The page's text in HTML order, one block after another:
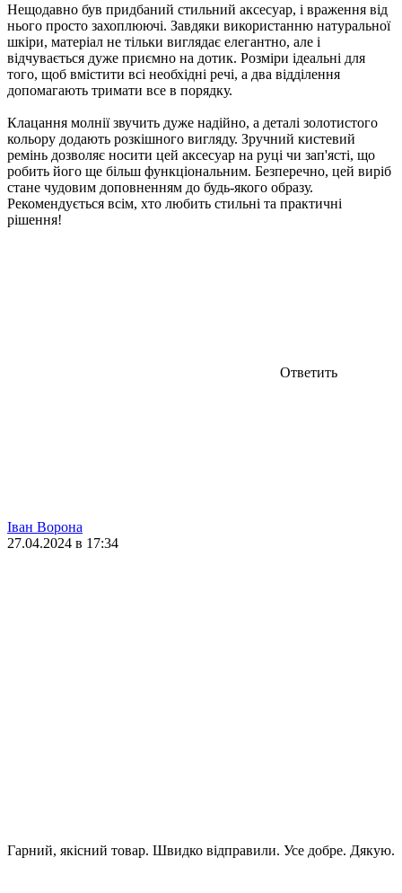
Нещодавно був придбаний стильний аксесуар, і враження від
нього просто захоплюючі. Завдяки використанню натуральної
шкіри, матеріал не тільки виглядає елегантно, але і
відчувається дуже приємно на дотик. Розміри ідеальні для
того, щоб вмістити всі необхідні речі, а два відділення
допомагають тримати все в порядку.
Клацання молнії звучить дуже надійно, а деталі золотистого
кольору додають розкішного вигляду. Зручний кистевий
ремінь дозволяє носити цей аксесуар на руці чи зап'ясті, що
робить його ще більш функціональним. Безперечно, цей виріб
стане чудовим доповненням до будь-якого образу.
Рекомендується всім, хто любить стильні та практичні
рішення!
Ответить
Іван Ворона
27.04.2024 в 17:34
Гарний, якісний товар. Швидко відправили. Усе добре. Дякую.